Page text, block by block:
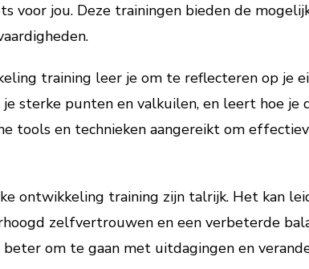
voor jou. Deze trainingen bieden de
training leer je om te reflecteren op je
sterke punten en valkuilen, en leert hoe
tools en technieken aangereikt om
ontwikkeling training zijn talrijk. Het kan
zelfvertrouwen en een verbeterde
om te gaan met uitdagingen en